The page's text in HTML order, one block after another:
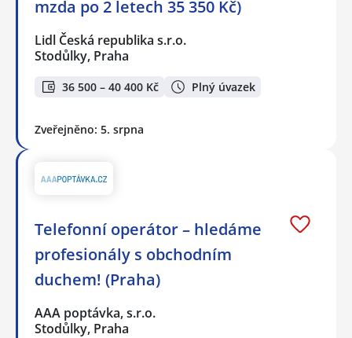
mzda po 2 letech 35 350 Kč)
Lidl Česká republika s.r.o.
Stodůlky, Praha
36 500 – 40 400 Kč Plný úvazek
Zveřejněno: 5. srpna
Telefonní operátor – hledáme
profesionály s obchodním
duchem! (Praha)
AAA poptávka, s.r.o.
Stodůlky, Praha